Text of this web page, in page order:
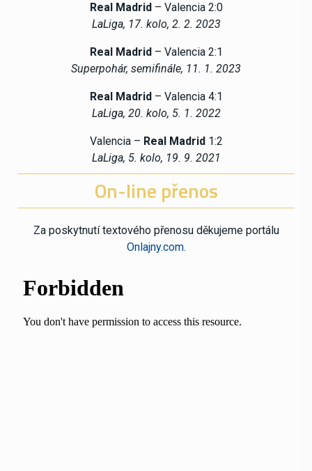
Real Madrid– Valencia 2:0
LaLiga, 17. kolo, 2. 2. 2023
Real Madrid– Valencia 2:1
Superpohár, semifinále, 11. 1. 2023
Real Madrid– Valencia 4:1
LaLiga, 20. kolo, 5. 1. 2022
Valencia – Real Madrid1:2
LaLiga, 5. kolo, 19. 9. 2021
On-line přenos
Za poskytnutí textového přenosu děkujeme portálu
Onlajny.com.